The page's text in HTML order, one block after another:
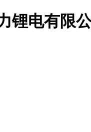
锂电有限